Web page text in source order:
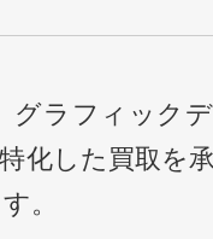
グラフィック
化した買取を
。